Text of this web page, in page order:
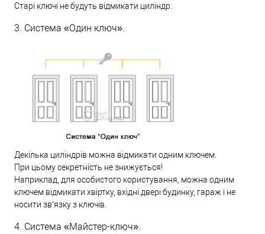
Старі ключі не будуть відмикати циліндр.
3. Система «Один ключ».
Декілька циліндрів можна відмикати одним ключем.
При цьому секретність не знижується!
Наприклад, для особистого користування, можна одним
ключем відмикати хвіртку, вхідні двері будинку, гараж і не
носити зв’язку з ключів.
4. Система «Майстер-ключ».